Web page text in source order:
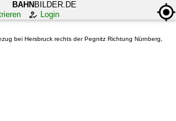
BAHN BILDER.DE
Login
bei Hersbruck rechts der Pegnitz Richtung Nürnberg,